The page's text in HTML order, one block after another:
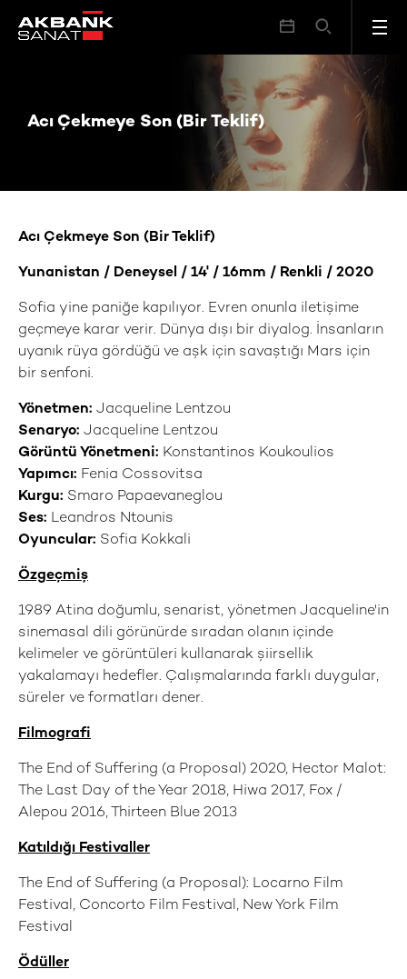
Acı Çekmeye Son (Bir Teklif)
Acı Çekmeye Son (Bir Teklif)
Acı Çekmeye Son (Bir Teklif)
Yunanistan / Deneysel / 14' / 16mm / Renkli / 2020
Sofia yine paniğe kapılıyor. Evren onunla iletişime
geçmeye karar verir. Dünya dışı bir diyalog. İnsanların
uyanık rüya gördüğü ve aşk için savaştığı Mars için
bir senfoni.
Yönetmen: Jacqueline Lentzou
Senaryo: Jacqueline Lentzou
Görüntü Yönetmeni: Konstantinos Koukoulios
Yapımcı: Fenia Cossovitsa
Kurgu: Smaro Papaevaneglou
Ses: Leandros Ntounis
Oyuncular: Sofia Kokkali
Özgeçmiş
1989 Atina doğumlu, senarist, yönetmen Jacqueline'in
sinemasal dili görünürde sıradan olanın içinde
kelimeler ve görüntüleri kullanarak şiirsellik
yakalamayı hedefler. Çalışmalarında farklı duygular,
süreler ve formatları dener.
Filmografi
The End of Suffering (a Proposal) 2020, Hector Malot:
The Last Day of the Year 2018, Hiwa 2017, Fox /
Alepou 2016, Thirteen Blue 2013
Katıldığı Festivaller
The End of Suffering (a Proposal): Locarno Film
Festival, Concorto Film Festival, New York Film
Festival
Ödüller